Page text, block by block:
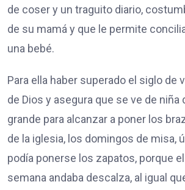
de coser y un traguito diario,
de su mamá y que le permite
una bebé.
Para ella haber superado el siglo de
de Dios y asegura que se ve de niña
grande para alcanzar a poner los
de la iglesia, los domingos de misa,
podía ponerse los zapatos, porque
semana andaba descalza, al igual